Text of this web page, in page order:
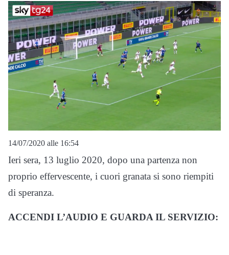
14/07/2020 alle 16:54
Ieri sera, 13 luglio 2020, dopo una partenza non
proprio effervescente, i cuori granata si sono riempiti
di speranza.
ACCENDI L’AUDIO E GUARDA IL SERVIZIO: